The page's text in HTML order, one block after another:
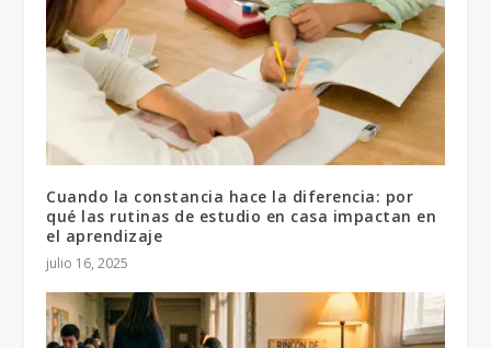
Cuando la constancia hace la diferencia: por
qué las rutinas de estudio en casa impactan en
el aprendizaje
julio 16, 2025